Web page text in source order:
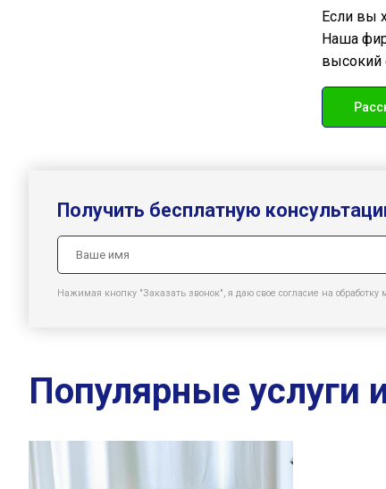
Если вы
Наша
высокий
Получить бесплатную
Нажимая кнопку "Заказать звонок", я даю свое согласие на
Популярные услуги